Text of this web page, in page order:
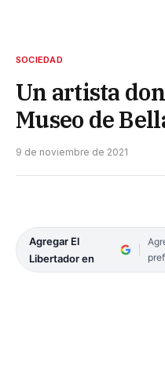
SOCIEDAD
Un artista
Museo de
9 de noviembre de 2021
Agregar El
Libertador en